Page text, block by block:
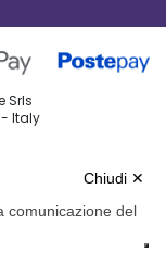
Srls
- Italy
Chiudi ✕
comunicazione del